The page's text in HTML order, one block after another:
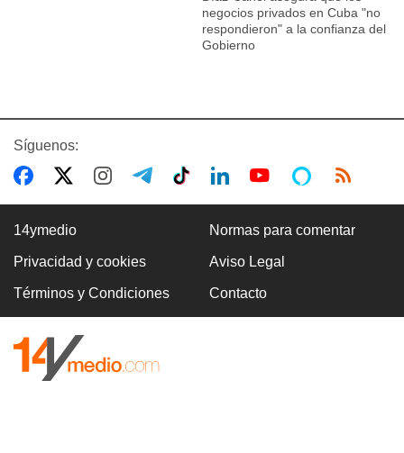
negocios privados en Cuba "no
respondieron" a la confianza del
Gobierno
Síguenos:
14ymedio Normas para comentar
Privacidad y cookies Aviso Legal
Términos y Condiciones Contacto